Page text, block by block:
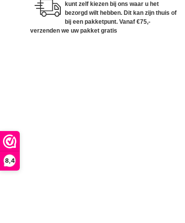
8,4
kunt zelf kiezen bij ons waar u het
bezorgd wilt hebben. Dit kan zijn thuis of
bij een pakketpunt. Vanaf €75,-
verzenden we uw pakket gratis